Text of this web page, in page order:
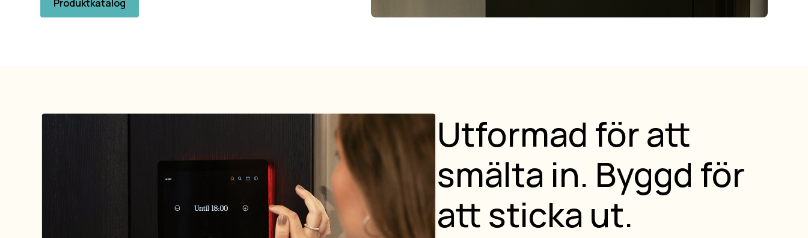
Produktkatalog
Utformad för att
smälta in. Byggd för
att sticka ut.